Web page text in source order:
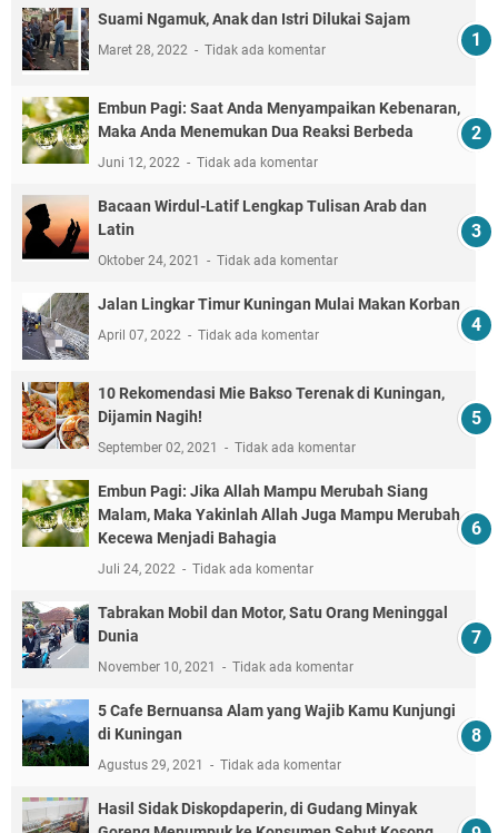
Suami Ngamuk, Anak dan Istri Dilukai Sajam
Maret 28, 2022 Tidak ada komentar
Embun Pagi: Saat Anda Menyampaikan Kebenaran,
Maka Anda Menemukan Dua Reaksi Berbeda
Juni 12, 2022 Tidak ada komentar
Bacaan Wirdul-Latif Lengkap Tulisan Arab dan
Latin
Oktober 24, 2021 Tidak ada komentar
Jalan Lingkar Timur Kuningan Mulai Makan Korban
April 07, 2022 Tidak ada komentar
10 Rekomendasi Mie Bakso Terenak di Kuningan,
Dijamin Nagih!
September 02, 2021 Tidak ada komentar
Embun Pagi: Jika Allah Mampu Merubah Siang
Malam, Maka Yakinlah Allah Juga Mampu Merubah
Kecewa Menjadi Bahagia
Juli 24, 2022 Tidak ada komentar
Tabrakan Mobil dan Motor, Satu Orang Meninggal
Dunia
November 10, 2021 Tidak ada komentar
5 Cafe Bernuansa Alam yang Wajib Kamu Kunjungi
di Kuningan
Agustus 29, 2021 Tidak ada komentar
Hasil Sidak Diskopdaperin, di Gudang Minyak